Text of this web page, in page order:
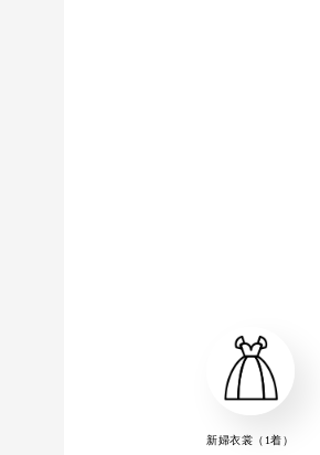
新婦衣裳（1着）